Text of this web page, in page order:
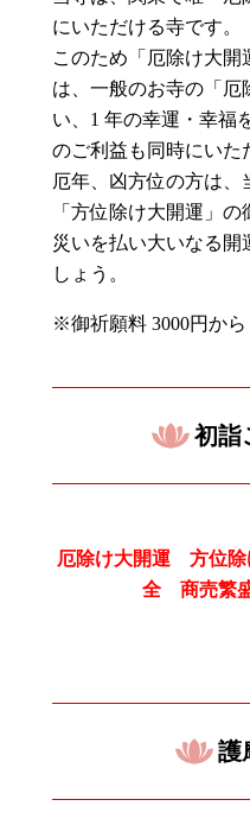
にいただける寺です。
このため「厄除け大開
は、一般のお寺の「厄
い、1 年の幸運・幸福
のご利益も同時にいた
厄年、凶方位の方は、
「方位除け大開運」
災いを払い大いなる開
しょう。
※御祈願料 3000円から
初詣
厄除け大開運 方位
全 商売繁
護